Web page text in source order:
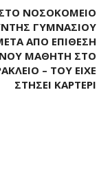
ΝΟΣΟΚΟΜΕΊΟ
ΓΥΜΝΑΣΊΟΥ
ΑΠΌ ΕΠΊΘΕΣΗ
ΜΑΘΗΤΉ ΣΤΟ
– ΤΟΥ ΕΊΧΕ
ΣΤΉΣΕΙ ΚΑΡΤΈΡΙ